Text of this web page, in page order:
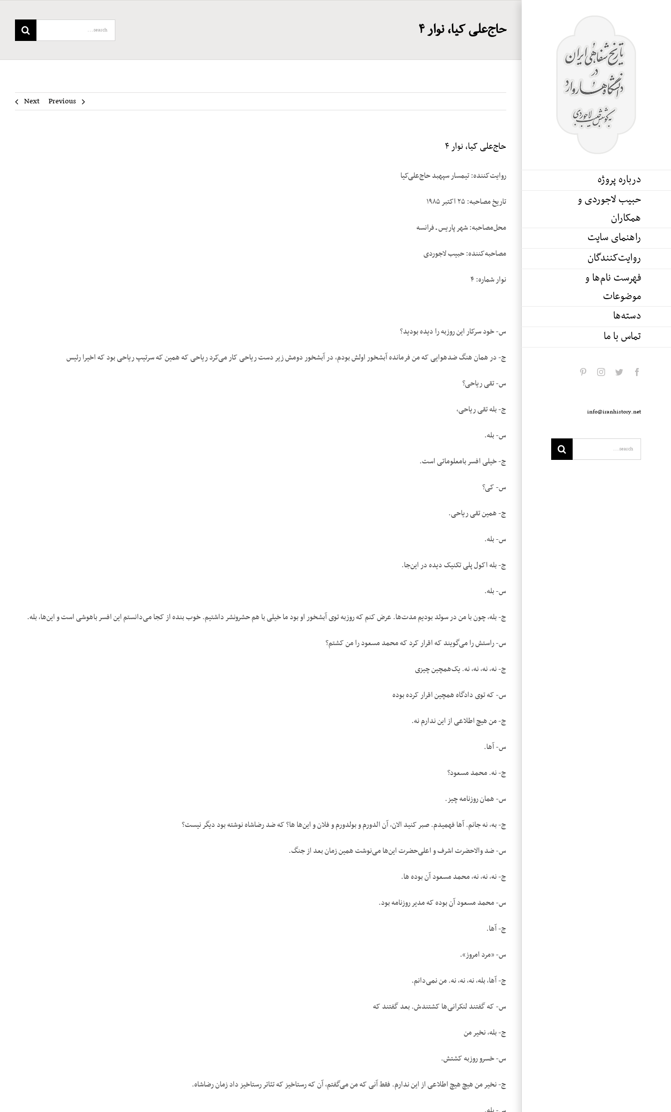
درباره پروژه
حبیب لاجوردی و
همکاران
راهنمای سایت
روایت‌کنندگان
فهرست نام‌ها و
موضوعات
دسته‌ها
تماس با ما
facebook
twitter
instagram
info@iranhistory.net
حاج‌علی کیا، نوار ۴
Search
for:
Previous
Next
حاج‌علی کیا، نوار ۴
روایت‌کننده: تیمسار سپهبد حاج‌علی‌کیا
تاریخ مصاحبه: ۲۵ اکتبر ۱۹۸۵
محل‌مصاحبه: شهر پاریس ـ فرانسه
مصاحبه‌کننده: حبیب لاجوردی
نوار شماره: ۴
س- خود سرکار این روزبه را دیده بودید؟
ج- در همان هنگ ضدهوایی که من فرمانده آبشخور اولش بودم، در آبشخور دومش زیر دست ریاحی کار می‌کرد ریاحی که همین که سرتیپ ریاحی بود که اخیرا رئیس
س- تقی ریاحی؟
ج- بله تقی ریاحی،
س- بله.
ج- خیلی افسر بامعلوماتی است.
س- کی؟
ج- همین تقی ریاحی.
س- بله.
ج- بله اکول پلی تکنیک دیده در این‌جا.
س- بله.
ج- بله، چون با من در سوئد بودیم مدت‌ها. عرض کنم که روزبه توی آبشخور او بود ما خیلی با هم حشرونشر داشتیم. خوب بنده از کجا می‌دانستم این افسر باهوشی است و این‌ها، بله.
س- راستش را می‌گویند که اقرار کرد که محمد مسعود را من کشتم؟
ج- نه، نه، نه، نه. یک‌همچین چیزی
س- که توی دادگاه همچین اقرار کرده بوده
ج- من هیچ اطلاعی از این ندارم نه.
س- آها.
ج- نه. محمد مسعود؟
س- همان روزنامه چیز.
ج- به، نه جانم. آها فهمیدم. صبر کنید الان، آن الدورم و بولدورم و فلان و این‌ها ها؟ که ضد رضاشاه نوشته بود دیگر نیست؟
س- ضد والاحضرت اشرف و اعلی‌حضرت این‌ها می‌نوشت همین زمان بعد از جنگ.
ج- نه، نه، نه، محمد مسعود آن بوده ها.
س- محمد مسعود آن بوده که مدیر روزنامه بود.
ج- آها.
س- «مرد امروز».
ج- آها، بله، نه، نه، نه. من نمی‌دانم.
س- که گفتند لنکرانی‌ها کشتندش. بعد گفتند که
ج- بله، نخیر من
س- خسرو روزبه کشتش.
ج- نخیر من هیچ هیچ اطلاعی از این ندارم. فقط آنی که من می‌گفتم، آن که رستاخیز که تئاتر رستاخیز داد زمان رضاشاه.